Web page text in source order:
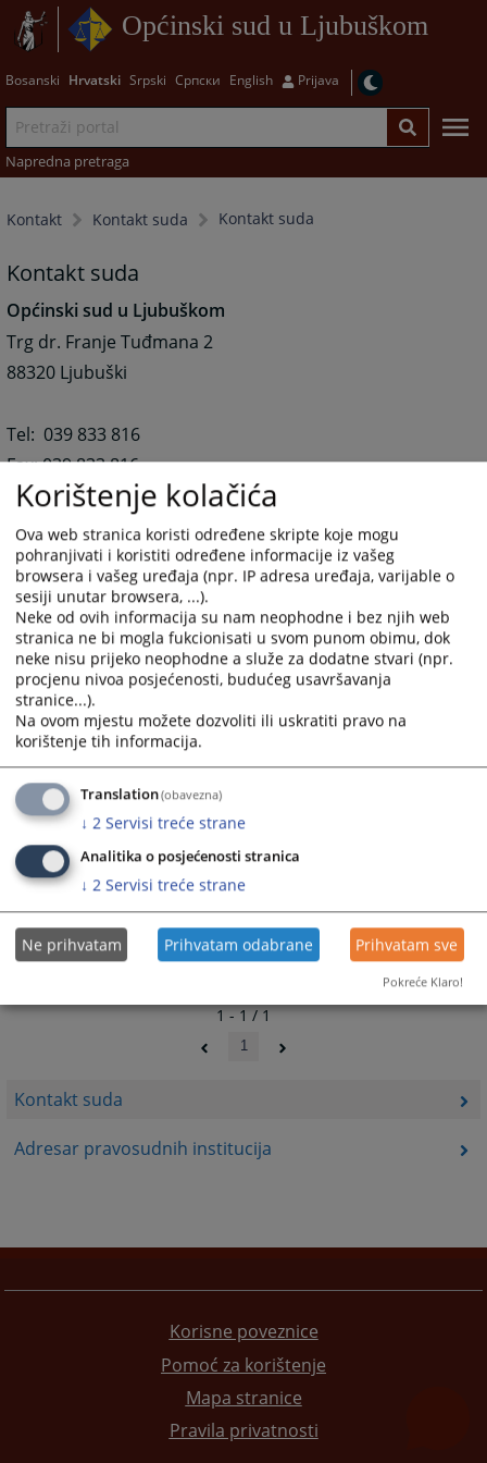
Općinski sud u Ljubuškom
Bosanski Hrvatski Srpski Српски English Prijava
Napredna pretraga
Kontakt Kontakt suda Kontakt suda
Kontakt suda
Adresar pravosudnih institucija
Kontakt suda
Općinski sud u Ljubuškom
Trg dr. Franje Tuđmana 2
88320 Ljubuški
Tel: 039 833 816
Fax: 039 833 816
E-mail Općinskog suda u Ljubuškom glasi:
ljubuski@pravosudje.ba
E-mail za sve uposlene u Općinskom sudu u Ljubuškom
glasi:ime.prezime@pravosudje.ba
(npr ante.antic@pravosudje.ba).
10355PREGLEDA
1 - 1 / 1
1
Korisne poveznice
Pomoć za korištenje
Mapa stranice
Pravila privatnosti
Korištenje kolačića
Ova web stranica koristi određene skripte koje mogu
pohranjivati i koristiti određene informacije iz vašeg
browsera i vašeg uređaja (npr. IP adresa uređaja, varijable o
sesiji unutar browsera, ...).
Neke od ovih informacija su nam neophodne i bez njih web
stranica ne bi mogla fukcionisati u svom punom obimu, dok
neke nisu prijeko neophodne a služe za dodatne stvari (npr.
procjenu nivoa posjećenosti, budućeg usavršavanja
stranice...).
Na ovom mjestu možete dozvoliti ili uskratiti pravo na
korištenje tih informacija.
Translation(obavezna)
↓ 2 Servisi treće strane
Analitika o posjećenosti stranica
↓ 2 Servisi treće strane
Ne prihvatam Prihvatam odabrane Prihvatam sve
Pokreće Klaro!